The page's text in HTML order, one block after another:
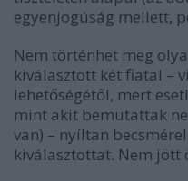
egyenjogúság mellett,
Nem történhet meg
kiválasztott két fiatal –
lehetőségétől, mert
mint akit bemutattak
van) – nyíltan
kiválasztottat. Nem jött